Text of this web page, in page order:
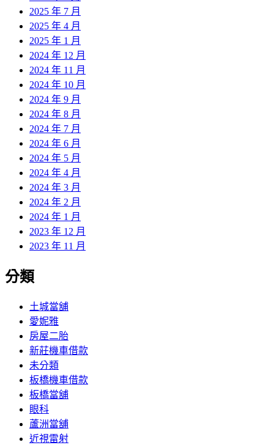
2025 年 7 月
2025 年 4 月
2025 年 1 月
2024 年 12 月
2024 年 11 月
2024 年 10 月
2024 年 9 月
2024 年 8 月
2024 年 7 月
2024 年 6 月
2024 年 5 月
2024 年 4 月
2024 年 3 月
2024 年 2 月
2024 年 1 月
2023 年 12 月
2023 年 11 月
分類
土城當舖
愛妮雅
房屋二胎
新莊機車借款
未分類
板橋機車借款
板橋當舖
眼科
蘆洲當舖
近視雷射